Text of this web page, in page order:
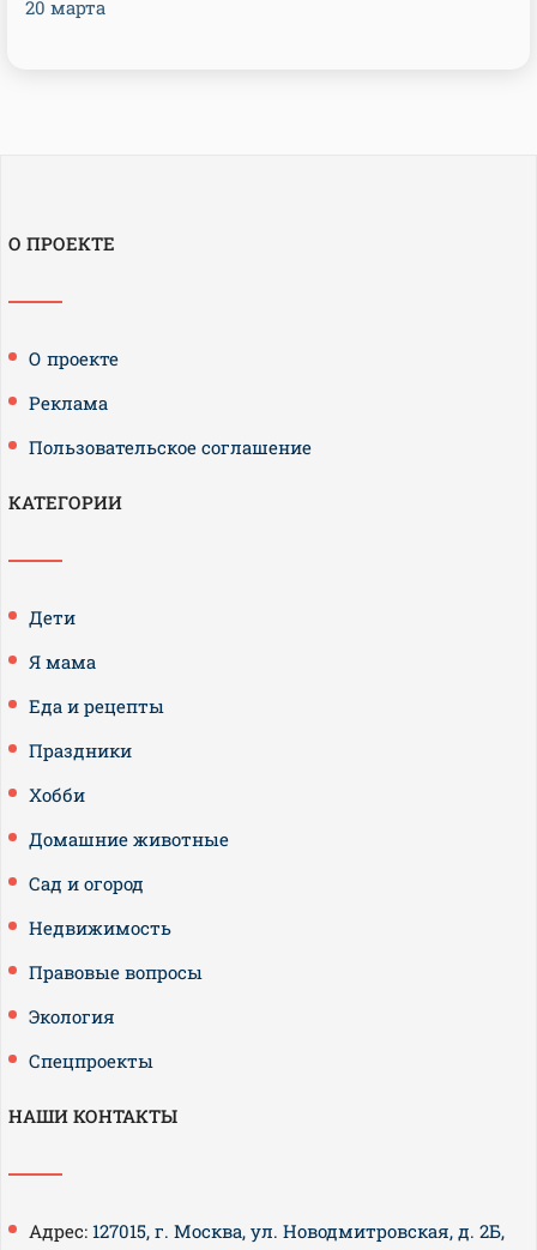
20 марта
О ПРОЕКТЕ
О проекте
Реклама
Пользовательское соглашение
КАТЕГОРИИ
Дети
Я мама
Еда и рецепты
Праздники
Хобби
Домашние животные
Сад и огород
Недвижимость
Правовые вопросы
Экология
Спецпроекты
НАШИ КОНТАКТЫ
Адрес: 127015, г. Москва, ул. Новодмитровская, д. 2Б,